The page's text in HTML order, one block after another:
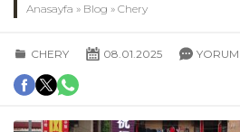
Anasayfa » Blog » Chery
CHERY 08.01.2025